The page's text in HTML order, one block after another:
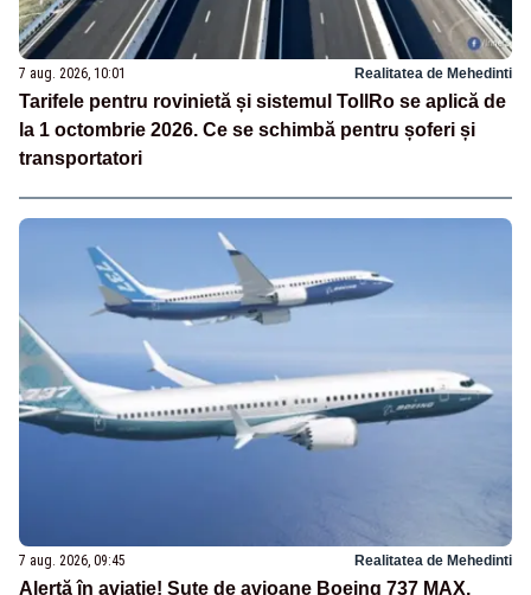
7 aug. 2026, 10:01 Realitatea de Mehedinti
Tarifele pentru rovinietă și sistemul TollRo se aplică de
la 1 octombrie 2026. Ce se schimbă pentru șoferi și
transportatori
7 aug. 2026, 09:45 Realitatea de Mehedinti
Alertă în aviație! Sute de avioane Boeing 737 MAX,